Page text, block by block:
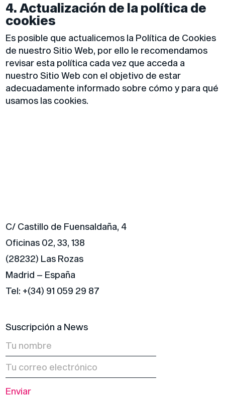
4. Actualización de la política de
cookies
Es posible que actualicemos la Política de Cookies
de nuestro Sitio Web, por ello le recomendamos
revisar esta política cada vez que acceda a
nuestro Sitio Web con el objetivo de estar
adecuadamente informado sobre cómo y para qué
usamos las cookies.
C/ Castillo de Fuensaldaña, 4
Oficinas 02, 33, 138
(28232) Las Rozas
Madrid – España
Tel: +(34) 91 059 29 87
Suscripción a News